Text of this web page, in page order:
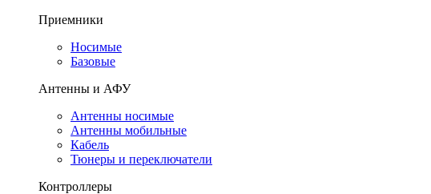
Приемники
Носимые
Базовые
Антенны и АФУ
Антенны носимые
Антенны мобильные
Кабель
Тюнеры и переключатели
Контроллеры